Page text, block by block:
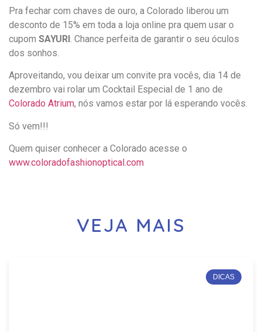
Pra fechar com chaves de ouro, a Colorado liberou um
desconto de 15% em toda a loja online pra quem usar o
cupom SAYURI. Chance perfeita de garantir o seu óculos
dos sonhos.
Aproveitando, vou deixar um convite pra vocês, dia 14 de
dezembro vai rolar um Cocktail Especial de 1 ano de
Colorado Atrium, nós vamos estar por lá esperando vocês.
Só vem!!!
Quem quiser conhecer a Colorado acesse o
www.coloradofashionoptical.com
VEJA MAIS
DICAS